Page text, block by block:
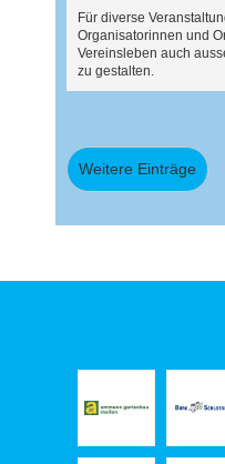
Für diverse
Organisatorinnen und
Vereinsleben auch
zu gestalten.
Weitere Einträge